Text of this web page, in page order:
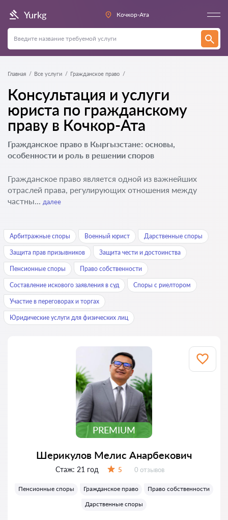
Yurkg Кочкор-Ата
Главная Все услуги Гражданское право
Консультация и услуги
юриста по гражданскому
праву в Кочкор-Ата
Гражданское право в Кыргызстане: основы,
особенности и роль в решении споров
Гражданское право является одной из важнейших
отраслей права, регулирующих отношения между
частны... далее
Арбитражные споры Военный юрист Дарственные споры
Защита прав призывников Защита чести и достоинства
Пенсионные споры Право собственности
Составление искового заявления в суд Споры с риелтором
Участие в переговорах и торгах
Юридические услуги для физических лиц
PREMIUM
Шерикулов Мелис Анарбекович
Стаж: 21 год 5 Отзывов:
0 отзывов
Пенсионные споры Гражданское право
Право собственности
Дарственные споры